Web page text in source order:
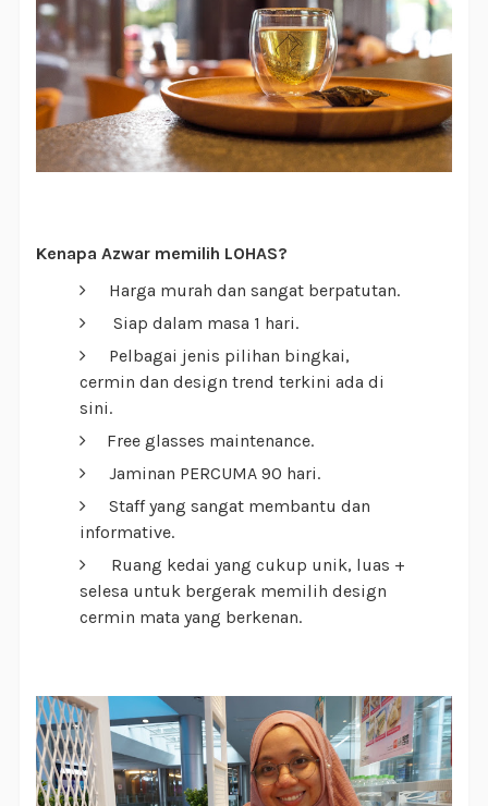
Kenapa Azwar memilih LOHAS?
Harga murah dan sangat berpatutan.
Siap dalam masa 1 hari.
Pelbagai jenis pilihan bingkai,
cermin dan design trend terkini ada di
sini.
Free glasses maintenance.
Jaminan PERCUMA 90 hari.
Staff yang sangat membantu dan
informative.
Ruang kedai yang cukup unik, luas +
selesa untuk bergerak memilih design
cermin mata yang berkenan.